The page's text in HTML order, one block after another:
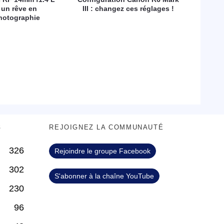
rêve en
III : changez ces réglages !
326
302
230
96
REJOIGNEZ LA COMMUNAUTÉ
Rejoindre le groupe Facebook
S'abonner à la chaîne YouTube